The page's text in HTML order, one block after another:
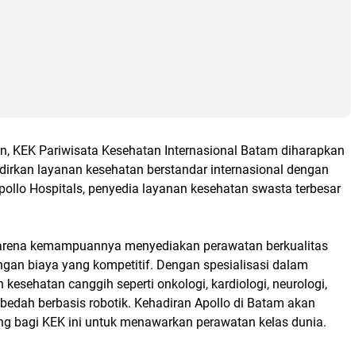
KEK Pariwisata Kesehatan Internasional Batam diharapkan
layanan kesehatan berstandar internasional dengan
Hospitals, penyedia layanan kesehatan swasta terbesar
kemampuannya menyediakan perawatan berkualitas
biaya yang kompetitif. Dengan spesialisasi dalam
kesehatan canggih seperti onkologi, kardiologi, neurologi,
berbasis robotik. Kehadiran Apollo di Batam akan
bagi KEK ini untuk menawarkan perawatan kelas dunia.